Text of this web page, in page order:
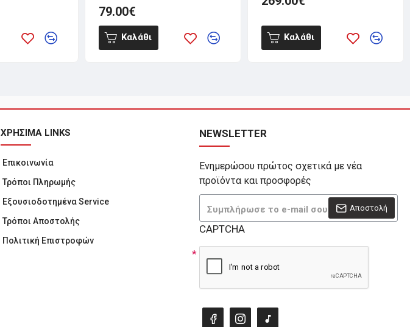
79.00€
Καλάθι Καλάθι
ΧΡΗΣΙΜΑ LINKS
Επικοινωνία
Τρόποι Πληρωμής
Εξουσιοδοτημένα Service
Τρόποι Αποστολής
Πολιτική Επιστροφών
NEWSLETTER
Ενημερώσου πρώτος σχετικά με νέα
προϊόντα και προσφορές
Αποστολή
CAPTCHA